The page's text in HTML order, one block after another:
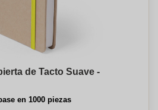
de Tacto Suave -
en 1000 piezas